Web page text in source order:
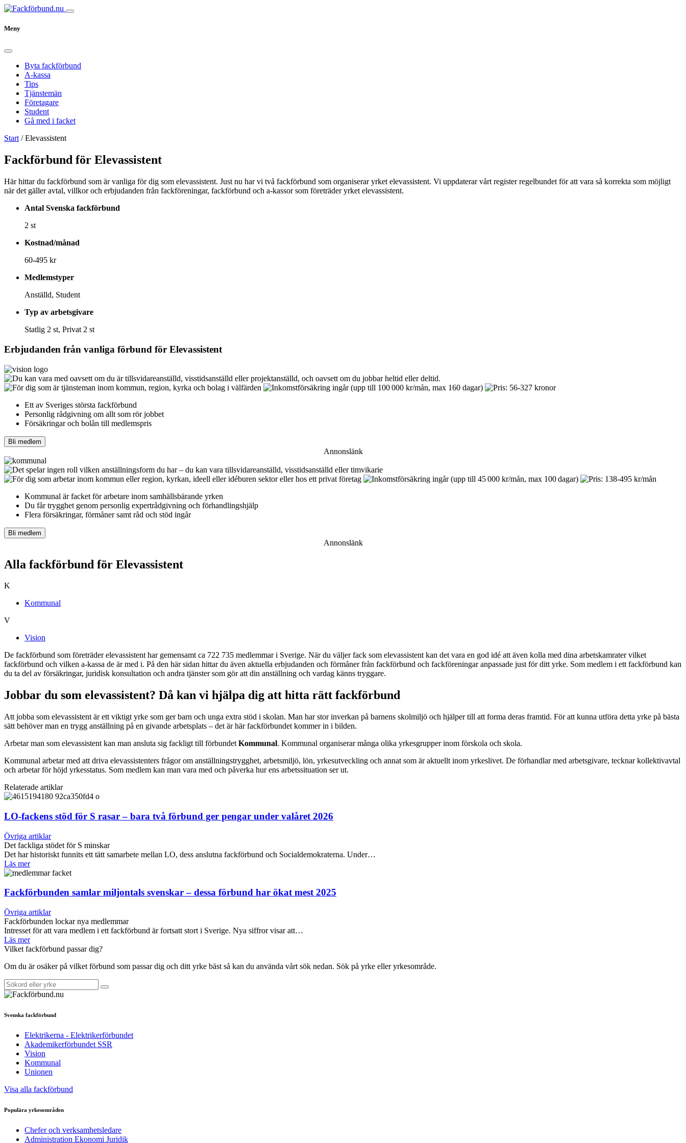
Meny
Byta fackförbund
A-kassa
Tips
Tjänstemän
Företagare
Student
Gå med i facket
Start /Elevassistent
Fackförbund för Elevassistent
Här hittar du fackförbund som är vanliga för dig som elevassistent. Just nu har vi två fackförbund som organiserar yrket elevassistent. Vi uppdaterar vårt register regelbundet för att vara så korrekta som möjligt
när det gäller avtal, villkor och erbjudanden från fackföreningar, fackförbund och a-kassor som företräder yrket elevassistent.
Antal Svenska fackförbund
2 st
Kostnad/månad
60-495 kr
Medlemstyper
Anställd, Student
Typ av arbetsgivare
Statlig 2 st, Privat 2 st
Erbjudanden från vanliga förbund för Elevassistent
Ett av Sveriges största fackförbund
Personlig rådgivning om allt som rör jobbet
Försäkringar och bolån till medlemspris
Bli medlem
Annonslänk
Kommunal är facket för arbetare inom samhällsbärande yrken
Du får trygghet genom personlig expertrådgivning och förhandlingshjälp
Flera försäkringar, förmåner samt råd och stöd ingår
Bli medlem
Annonslänk
Alla fackförbund för Elevassistent
K
Kommunal
V
Vision
De fackförbund som företräder elevassistent har gemensamt ca 722 735 medlemmar i Sverige. När du väljer fack som elevassistent kan det vara en god idé att även kolla med dina arbetskamrater vilket
fackförbund och vilken a-kassa de är med i. På den här sidan hittar du även aktuella erbjudanden och förmåner från fackförbund och fackföreningar anpassade just för ditt yrke. Som medlem i ett fackförbund kan
du ta del av försäkringar, juridisk konsultation och andra tjänster som gör att din anställning och vardag känns tryggare.
Jobbar du som elevassistent? Då kan vi hjälpa dig att hitta rätt fackförbund
Att jobba som elevassistent är ett viktigt yrke som ger barn och unga extra stöd i skolan. Man har stor inverkan på barnens skolmiljö och hjälper till att forma deras framtid. För att kunna utföra detta yrke på bästa
sätt behöver man en trygg anställning på en givande arbetsplats – det är här fackförbundet kommer in i bilden.
Arbetar man som elevassistent kan man ansluta sig fackligt till förbundet Kommunal. Kommunal organiserar många olika yrkesgrupper inom förskola och skola.
Kommunal arbetar med att driva elevassistenters frågor om anställningstrygghet, arbetsmiljö, lön, yrkesutveckling och annat som är aktuellt inom yrkeslivet. De förhandlar med arbetsgivare, tecknar kollektivavtal
och arbetar för höjd yrkesstatus. Som medlem kan man vara med och påverka hur ens arbetssituation ser ut.
Relaterade artiklar
LO-fackens stöd för S rasar – bara två förbund ger pengar under valåret 2026
Övriga artiklar
Det fackliga stödet för S minskar
Det har historiskt funnits ett tätt samarbete mellan LO, dess anslutna fackförbund och Socialdemokraterna. Under…
Läs mer
Fackförbunden samlar miljontals svenskar – dessa förbund har ökat mest 2025
Övriga artiklar
Fackförbunden lockar nya medlemmar
Intresset för att vara medlem i ett fackförbund är fortsatt stort i Sverige. Nya siffror visar att…
Läs mer
Vilket fackförbund passar dig?
Om du är osäker på vilket förbund som passar dig och ditt yrke bäst så kan du använda vårt sök nedan. Sök på yrke eller yrkesområde.
Svenska fackförbund
Elektrikerna - Elektrikerförbundet
Akademikerförbundet SSR
Vision
Kommunal
Unionen
Visa alla fackförbund
Populära yrkesområden
Chefer och verksamhetsledare
Administration Ekonomi Juridik